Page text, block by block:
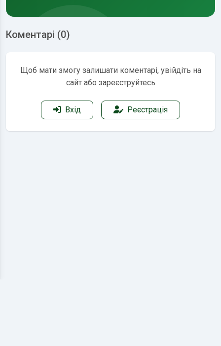
Коментарі (0)
Щоб мати змогу залишати коментарі, увійдіть на
сайт або зареєструйтесь
Вхід Реєстрація